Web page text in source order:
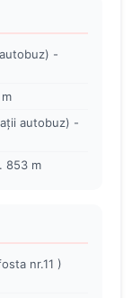
-
autobuz) -
853 m
nr.11 )